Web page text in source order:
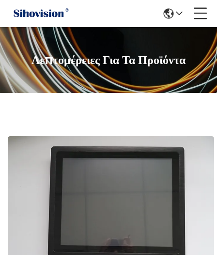
Λεπτομέρειες Για Τα Προϊόντα